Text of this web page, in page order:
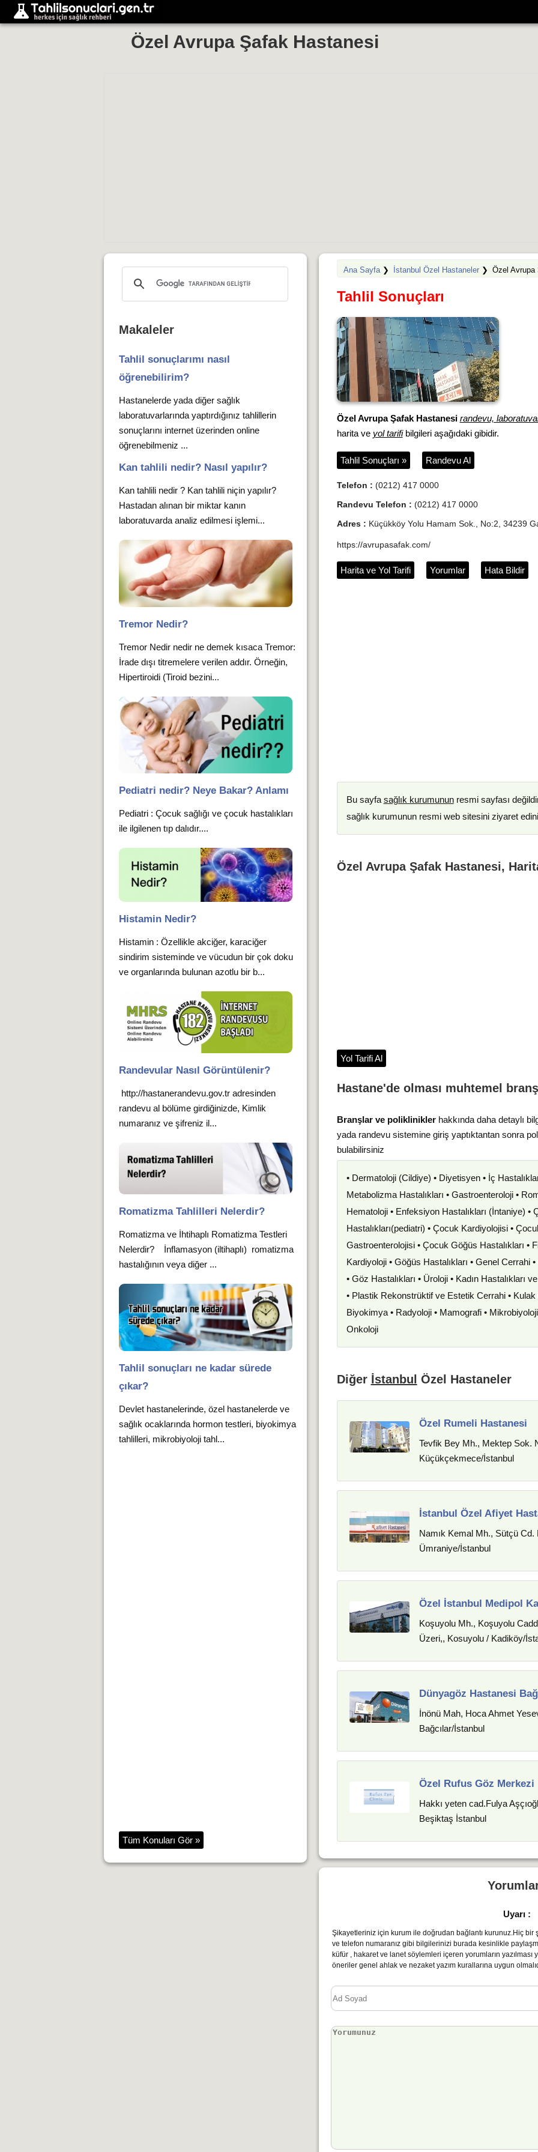
Özel Avrupa Şafak Hastanesi
Ana Sayfa❯ İstanbul Özel Hastaneler❯ Özel Avrupa
Tahlil Sonuçları
Özel Avrupa Şafak Hastanesi randevu,
harita ve yol tarifibilgileri aşağıdaki gibidir.
Tahlil Sonuçları » Randevu Al
Telefon : (0212) 417 0000
Randevu Telefon : (0212) 417 0000
Adres : Küçükköy Yolu Hamam Sok., No:2, 34239
https://avrupasafak.com/
Harita ve Yol Tarifi Yorumlar Hata Bildir
Bu sayfa sağlık kurumununresmi sayfası
sağlık kurumunun resmi web sitesini ziyaret
Özel Avrupa Şafak Hastanesi,
Yol Tarifi Al
Hastane'de olması muhtemel
Branşlar ve polikliniklerhakkında daha detaylı
yada randevu sistemine giriş yaptıktantan sonra
bulabilirsiniz
• Dermatoloji (Cildiye) • Diyetisyen • İç
Metabolizma Hastalıkları • Gastroenteroloji •
Hematoloji • Enfeksiyon Hastalıkları (İntaniye) •
Hastalıkları(pediatri) • Çocuk Kardiyolojisi •
Gastroenterolojisi • Çocuk Göğüs Hastalıkları •
Kardiyoloji • Göğüs Hastalıkları • Genel Cerrahi
• Göz Hastalıkları • Üroloji • Kadın Hastalıkları
• Plastik Rekonstrüktif ve Estetik Cerrahi • Kulak
Biyokimya • Radyoloji • Mamografi •
Onkoloji
Diğer İstanbul Özel Hastaneler
Özel Rumeli Hastanesi
Tevfik Bey Mh., Mektep Sok.
Küçükçekmece/İstanbul
İstanbul Özel Afiyet
Namık Kemal Mh., Sütçü Cd.
Ümraniye/İstanbul
Özel İstanbul Medipol
Koşuyolu Mh., Koşuyolu
Üzeri,, Kosuyolu / Kadiköy/
Dünyagöz Hastanesi
İnönü Mah, Hoca Ahmet
Bağcılar/İstanbul
Özel Rufus Göz Merkezi
Hakkı yeten cad.Fulya
Beşiktaş İstanbul
Makaleler
Tahlil sonuçlarımı nasıl
öğrenebilirim?
Hastanelerde yada diğer sağlık
laboratuvarlarında yaptırdığınız tahlillerin
sonuçlarını internet üzerinden online
öğrenebilmeniz ...
Kan tahlili nedir? Nasıl yapılır?
Kan tahlili nedir ? Kan tahlili niçin yapılır?
Hastadan alınan bir miktar kanın
laboratuvarda analiz edilmesi işlemi...
Tremor Nedir?
Tremor Nedir nedir ne demek kısaca Tremor:
İrade dışı titremelere verilen addır. Örneğin,
Hipertiroidi (Tiroid bezini...
Pediatri nedir? Neye Bakar? Anlamı
Pediatri : Çocuk sağlığı ve çocuk hastalıkları
ile ilgilenen tıp dalıdır....
Histamin Nedir?
Histamin : Özellikle akciğer, karaciğer
sindirim sisteminde ve vücudun bir çok doku
ve organlarında bulunan azotlu bir b...
Randevular Nasıl Görüntülenir?
http://hastanerandevu.gov.tr adresinden
randevu al bölüme girdiğinizde, Kimlik
numaranız ve şifreniz il...
Romatizma Tahlilleri Nelerdir?
Romatizma ve İhtihaplı Romatizma Testleri
Nelerdir? İnflamasyon (iltihaplı) romatizma
hastalığının veya diğer ...
Tahlil sonuçları ne kadar sürede
çıkar?
Devlet hastanelerinde, özel hastanelerde ve
sağlık ocaklarında hormon testleri, biyokimya
tahlilleri, mikrobiyoloji tahl...
Tüm Konuları Gör »
Uyarı :
Şikayetleriniz için kurum ile doğrudan bağlantı kurunuz.Hiç
ve telefon numaranız gibi bilgilerinizi burada kesinlikle
küfür , hakaret ve lanet söylemleri içeren yorumların yazılması
öneriler genel ahlak ve nezaket yazım kurallarına uygun